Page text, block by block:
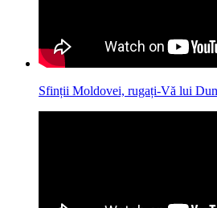
Sfinții Moldovei, rugați-Vă lui